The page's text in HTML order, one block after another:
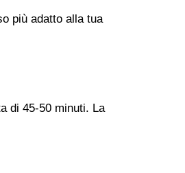
più adatto alla tua
di 45-50 minuti. La